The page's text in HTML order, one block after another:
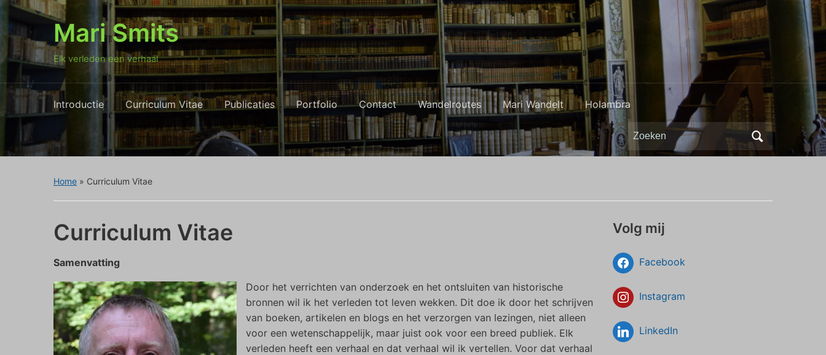
Mari Smits
Elk verleden een verhaal
Introductie Curriculum Vitae Publicaties Portfolio Contact Wandelroutes Mari Wandelt Holambra
Zoeken
naar:
Home » Curriculum Vitae
Curriculum Vitae
Samenvatting
Door het verrichten van onderzoek en het ontsluiten van historische
bronnen wil ik het verleden tot leven wekken. Dit doe ik door het schrijven
van boeken, artikelen en blogs en het verzorgen van lezingen, niet alleen
voor een wetenschappelijk, maar juist ook voor een breed publiek. Elk
verleden heeft een verhaal en dat verhaal wil ik vertellen. Voor dat verhaal
Volg mij
Facebook
Instagram
LinkedIn